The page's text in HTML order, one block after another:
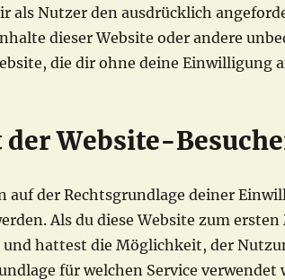
als Nutzer den ausdrücklich
dieser Website oder andere
die dir ohne deine Einwilligung
der Website-
auf der Rechtsgrundlage deiner
Als du diese Website zum
hattest die Möglichkeit, der
für welchen Service